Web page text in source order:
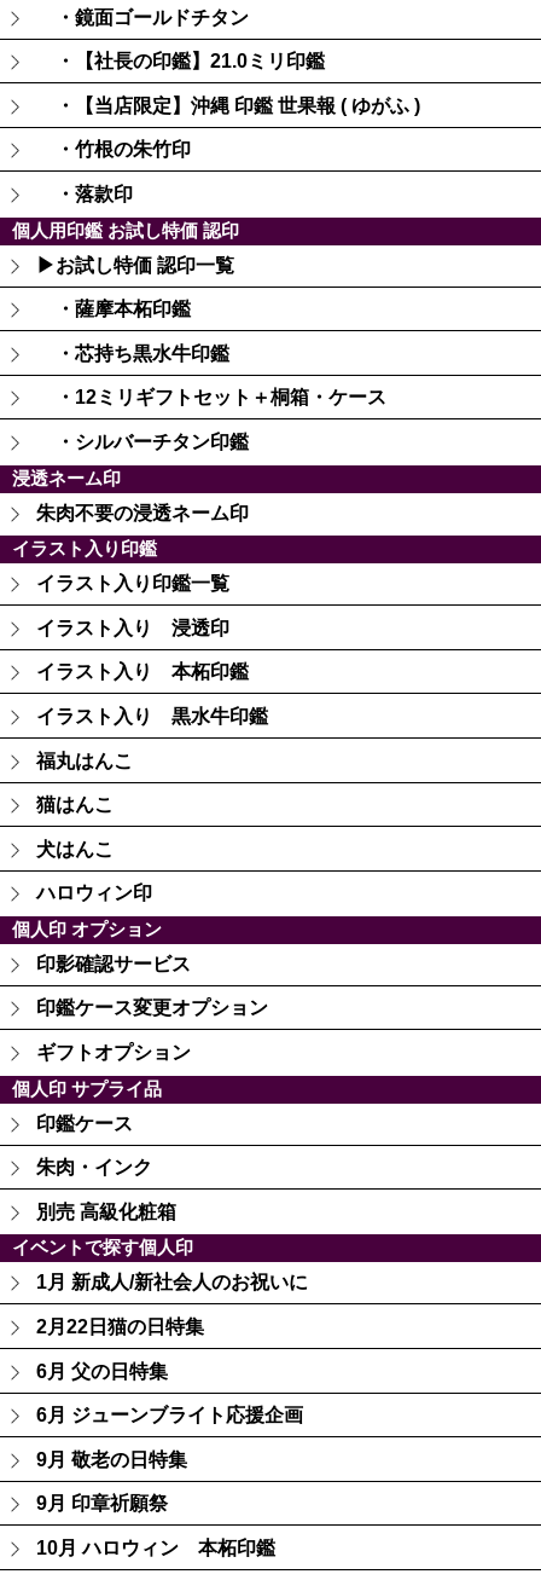
・鏡面ゴールドチタン
・【社長の印鑑】21.0ミリ印鑑
・【当店限定】沖縄 印鑑 世果報 ( ゆがふ )
・竹根の朱竹印
・落款印
個人用印鑑 お試し特価 認印
▶お試し特価 認印一覧
・薩摩本柘印鑑
・芯持ち黒水牛印鑑
・12ミリギフトセット＋桐箱・ケース
・シルバーチタン印鑑
浸透ネーム印
朱肉不要の浸透ネーム印
イラスト入り印鑑
イラスト入り印鑑一覧
イラスト入り 浸透印
イラスト入り 本柘印鑑
イラスト入り 黒水牛印鑑
福丸はんこ
猫はんこ
犬はんこ
ハロウィン印
個人印 オプション
印影確認サービス
印鑑ケース変更オプション
ギフトオプション
個人印 サプライ品
印鑑ケース
朱肉・インク
別売 高級化粧箱
イベントで探す個人印
1月 新成人/新社会人のお祝いに
2月22日猫の日特集
6月 父の日特集
6月 ジューンブライト応援企画
9月 敬老の日特集
9月 印章祈願祭
10月 ハロウィン 本柘印鑑